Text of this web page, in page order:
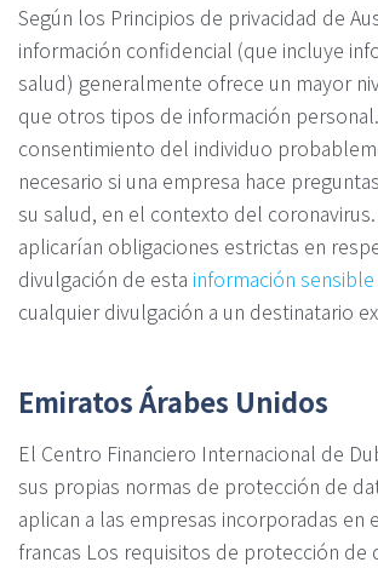
Según los Principios de privacidad de
información confidencial (que incluye
salud) generalmente ofrece un mayor
que otros tipos de información
consentimiento del individuo
necesario si una empresa hace
su salud, en el contexto del coronavirus.
aplicarían obligaciones estrictas en
divulgación de esta información sensible
cualquier divulgación a un destinatario
Emiratos Árabes Unidos
El Centro Financiero Internacional de
sus propias normas de protección de
aplican a las empresas incorporadas en
francas Los requisitos de protección de